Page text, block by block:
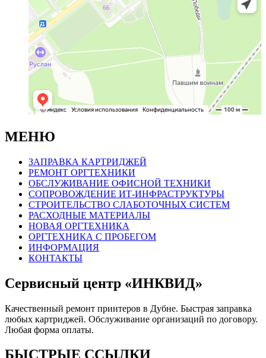
МЕНЮ
ЗАПРАВКА КАРТРИДЖЕЙ
РЕМОНТ ОРГТЕХНИКИ
ОБСЛУЖИВАНИЕ ОФИСНОЙ ТЕХНИКИ
СОПРОВОЖДЕНИЕ ИТ-ИНФРАСТРУКТУРЫ
СТРОИТЕЛЬСТВО СЛАБОТОЧНЫХ СИСТЕМ
РАСХОДНЫЕ МАТЕРИАЛЫ
НОВАЯ ОРГТЕХНИКА
ОРГТЕХНИКА С ПРОБЕГОМ
ИНФОРМАЦИЯ
КОНТАКТЫ
Сервисный центр «ИНКВИД»
Качественный ремонт принтеров в Дубне. Быстрая заправка
любых картриджей. Обслуживание организаций по договору.
Любая форма оплаты.
БЫСТРЫЕ ССЫЛКИ